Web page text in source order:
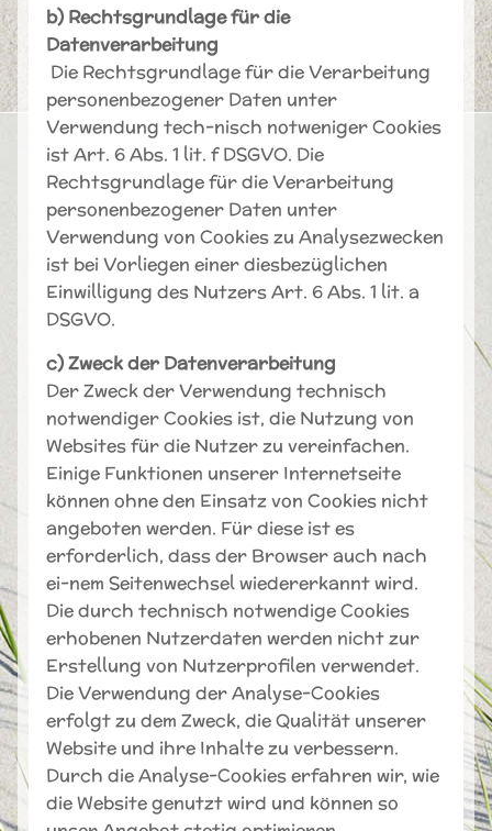
b) Rechtsgrundlage für die
Datenverarbeitung
Die Rechtsgrundlage für die Verarbeitung
personenbezogener Daten unter
Verwendung tech-nisch notweniger Cookies
ist Art. 6 Abs. 1 lit. f DSGVO. Die
Rechtsgrundlage für die Verarbeitung
personenbezogener Daten unter
Verwendung von Cookies zu Analysezwecken
ist bei Vorliegen einer diesbezüglichen
Einwilligung des Nutzers Art. 6 Abs. 1 lit. a
DSGVO.
c) Zweck der Datenverarbeitung
Der Zweck der Verwendung technisch
notwendiger Cookies ist, die Nutzung von
Websites für die Nutzer zu vereinfachen.
Einige Funktionen unserer Internetseite
können ohne den Einsatz von Cookies nicht
angeboten werden. Für diese ist es
erforderlich, dass der Browser auch nach
ei-nem Seitenwechsel wiedererkannt wird.
Die durch technisch notwendige Cookies
erhobenen Nutzerdaten werden nicht zur
Erstellung von Nutzerprofilen verwendet.
Die Verwendung der Analyse-Cookies
erfolgt zu dem Zweck, die Qualität unserer
Website und ihre Inhalte zu verbessern.
Durch die Analyse-Cookies erfahren wir, wie
die Website genutzt wird und können so